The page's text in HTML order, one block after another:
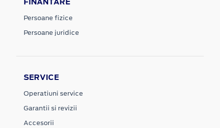
Persoane fizice
Persoane juridice
SERVICE
Operatiuni service
Garantii si revizii
Accesorii